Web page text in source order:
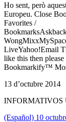
Ho sent, però
Europeu. Close
Favorites /
LiveYahoo!Email
like this then
Bookmarkify™
13 d’octubre 2014
INFORMATIVOS
(Español) 10